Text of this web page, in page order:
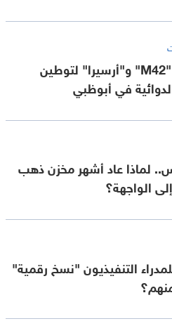
تفاهم بين "M42" و"أرسيرا" لتوطين
في أبوظبي
لماذا عاد أشهر مخزن ذهب
الواجهة؟
التنفيذيون "نسخ رقمية"